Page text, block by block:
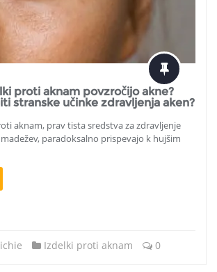
proti aknam povzročijo akne?
stranske učinke zdravljenja aken?
aknam, prav tista sredstva za zdravljenje
paradoksalno prispevajo k hujšim
Izdelki proti aknam 0